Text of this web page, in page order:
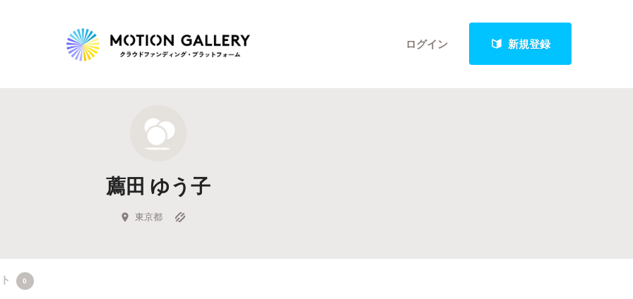
ログイン 新規登録
新着プロジェクト
Feature
キュレーターから探す
薦田 ゆう子
東京都
0